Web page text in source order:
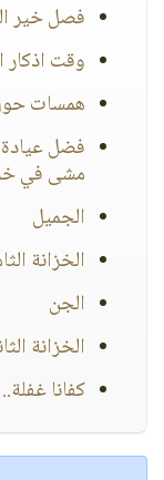
فصل خير
وقت اذكار
همسات
فضل عيادة
مشى في
الجميل
الخزانة
الجن
الخزانة
كفانا غفلة..